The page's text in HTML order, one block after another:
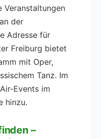
Veranstaltungen
der
Adresse für
Freiburg bietet
mit Oper,
Tanz. Im
Events im
hinzu.
–